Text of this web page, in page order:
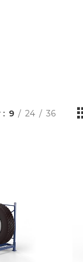
9 24 36